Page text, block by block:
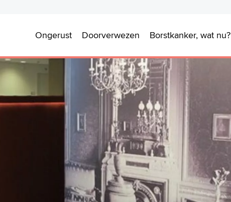
Ongerust Doorverwezen Borstkanker, wat nu?